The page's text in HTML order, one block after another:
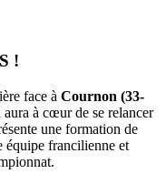
!
face à Cournon (33-
à cœur de se relancer
une formation de
équipe francilienne et